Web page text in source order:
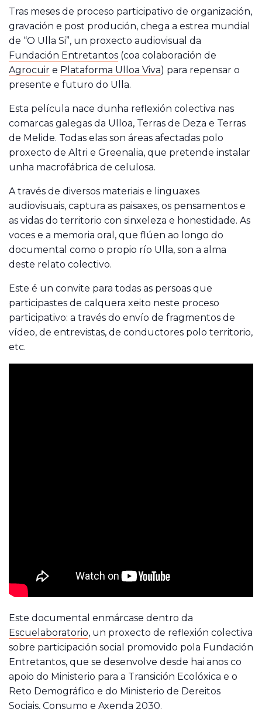
Tras meses de proceso participativo de organización,
gravación e post produción, chega a estrea mundial
de “O Ulla Si”, un proxecto audiovisual da
Fundación Entretantos (coa colaboración de
Agrocuir e Plataforma Ulloa Viva) para repensar o
presente e futuro do Ulla.
Esta película nace dunha reflexión colectiva nas
comarcas galegas da Ulloa, Terras de Deza e Terras
de Melide. Todas elas son áreas afectadas polo
proxecto de Altri e Greenalia, que pretende instalar
unha macrofábrica de celulosa.
A través de diversos materiais e linguaxes
audiovisuais, captura as paisaxes, os pensamentos e
as vidas do territorio con sinxeleza e honestidade. As
voces e a memoria oral, que flúen ao longo do
documental como o propio río Ulla, son a alma
deste relato colectivo.
Este é un convite para todas as persoas que
participastes de calquera xeito neste proceso
participativo: a través do envío de fragmentos de
vídeo, de entrevistas, de conductores polo territorio,
etc.
Este documental enmárcase dentro da
Escuelaboratorio, un proxecto de reflexión colectiva
sobre participación social promovido pola Fundación
Entretantos, que se desenvolve desde hai anos co
apoio do Ministerio para a Transición Ecolóxica e o
Reto Demográfico e do Ministerio de Dereitos
Sociais, Consumo e Axenda 2030.